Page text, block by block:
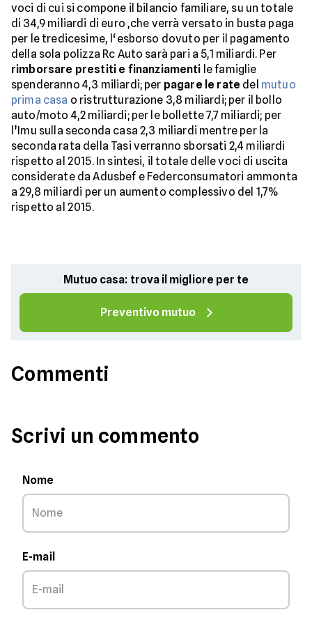
voci di cui si compone il bilancio familiare, su un totale
di 34,9 miliardi di euro ,che verrà versato in busta paga
per le tredicesime, l‘esborso dovuto per il pagamento
della sola polizza Rc Auto sarà pari a 5,1 miliardi. Per
rimborsare prestiti e finanziamenti le famiglie
spenderanno 4,3 miliardi; per pagare le rate del mutuo
prima casa o ristrutturazione 3,8 miliardi; per il bollo
auto/moto 4,2 miliardi; per le bollette 7,7 miliardi; per
l’Imu sulla seconda casa 2,3 miliardi mentre per la
seconda rata della Tasi verranno sborsati 2,4 miliardi
rispetto al 2015. In sintesi, il totale delle voci di uscita
considerate da Adusbef e Federconsumatori ammonta
a 29,8 miliardi per un aumento complessivo del 1,7%
rispetto al 2015.
Mutuo casa: trova il migliore per te
Preventivo mutuo
Commenti
Scrivi un commento
Nome
E-mail